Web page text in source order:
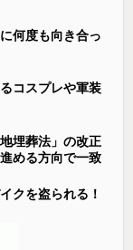
何度も向き合っ
コスプレや軍装
埋葬法」の改正
める方向で一致
クを盗られる！